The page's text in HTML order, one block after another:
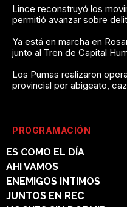
Lince reconstruyó los
permitió avanzar sobre
Ya está en marcha en
junto al Tren de Capital
Los Pumas realizaron
provincial por abigeato,
PROGRAMACIÓN
ES COMO EL DÍA
AHI VAMOS
ENEMIGOS INTIMOS
JUNTOS EN REC